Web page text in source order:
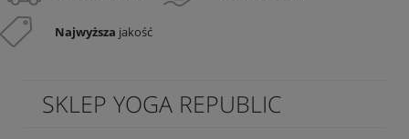
Najwyższa jakość
SKLEP YOGA REPUBLIC